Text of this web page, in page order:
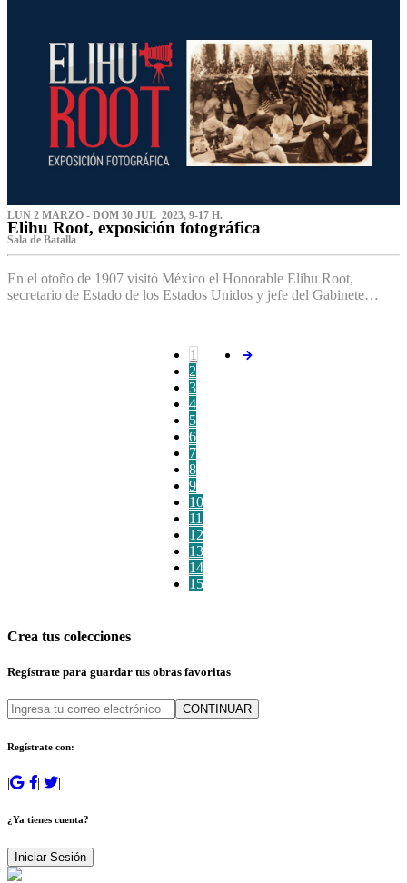
LUN 2 MARZO - DOM 30 JUL 2023, 9-17 H.
Elihu Root, exposición fotográfica
Sala de Batalla
En el otoño de 1907 visitó México el Honorable Elihu Root,
secretario de Estado de los Estados Unidos y jefe del Gabinete…
1
2
3
4
5
6
7
8
9
10
11
12
13
14
15
Crea tus colecciones
Regístrate para guardar tus obras favoritas
CONTINUAR
Regístrate con:
| | | |
¿Ya tienes cuenta?
Iniciar Sesión